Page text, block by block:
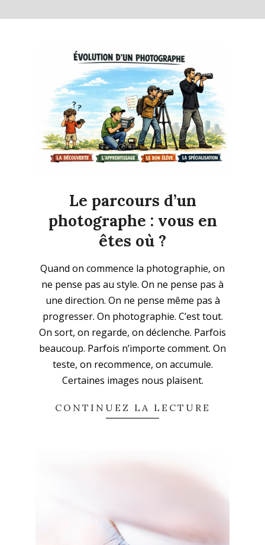
Le parcours d’un
photographe : vous en
êtes où ?
03-
29
Quand on commence la photographie, on
ne pense pas au style. On ne pense pas à
une direction. On ne pense même pas à
progresser. On photographie. C’est tout.
On sort, on regarde, on déclenche. Parfois
beaucoup. Parfois n’importe comment. On
teste, on recommence, on accumule.
Certaines images nous plaisent.
CONTINUEZ LA LECTURE